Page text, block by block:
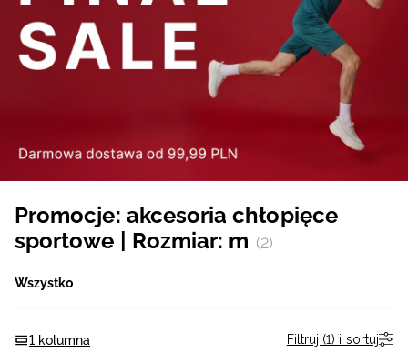
Promocje: akcesoria chłopięce
sportowe | Rozmiar: m (2)
Wszystko
1 kolumna Filtruj (1) i sortuj
Chorwacki / EUR
Czeski / CZK
Niemiecki / EUR